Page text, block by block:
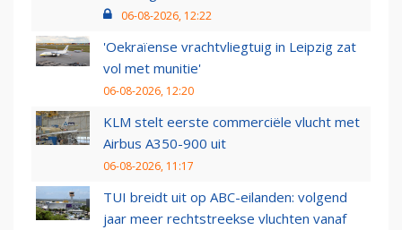
06-08-2026, 12:22
'Oekraïense vrachtvliegtuig in Leipzig zat
vol met munitie'
06-08-2026, 12:20
KLM stelt eerste commerciële vlucht met
Airbus A350-900 uit
06-08-2026, 11:17
TUI breidt uit op ABC-eilanden: volgend
jaar meer rechtstreekse vluchten vanaf